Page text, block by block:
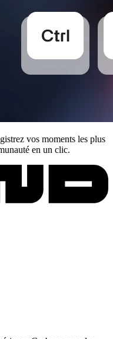
vos moments les plus
en un clic.